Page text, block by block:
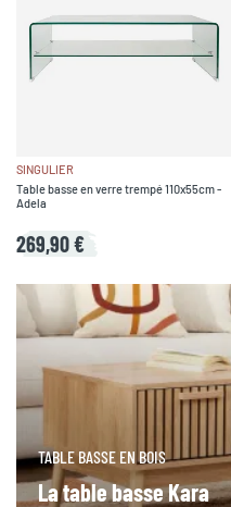
SINGULIER
Table basse en verre trempé 110x55cm -
Adela
269,90 €
TABLE BASSE EN BOIS
La table basse Kara